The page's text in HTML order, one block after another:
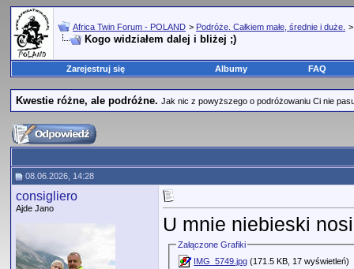
Africa Twin Forum - POLAND > Podróże. Całkiem małe, średnie i duże.
Kogo widziałem dalej i bliżej ;)
Zarejestruj się Albumy FAQ
Kwestie różne, ale podróżne. Jak nic z powyższego o podróżowaniu Ci nie
08.06.2026, 14:28
consigliero
Ajde Jano
U mnie niebieski
Załączone Grafiki
IMG_5749.jpg (171.5 KB, 17 wyświetleń)